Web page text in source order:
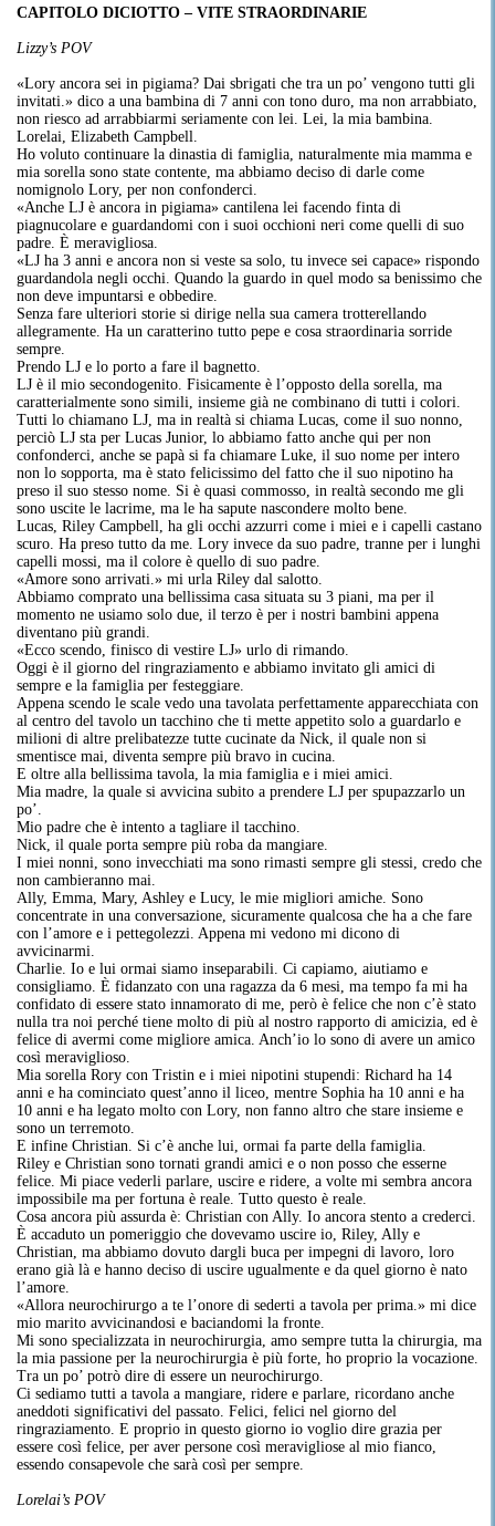
CAPITOLO DICIOTTO – VITE STRAORDINARIE
Lizzy’s POV
«Lory ancora sei in pigiama? Dai sbrigati che tra un po’ vengono tutti gli
invitati.» dico a una bambina di 7 anni con tono duro, ma non arrabbiato,
non riesco ad arrabbiarmi seriamente con lei. Lei, la mia bambina.
Lorelai, Elizabeth Campbell.
Ho voluto continuare la dinastia di famiglia, naturalmente mia mamma e
mia sorella sono state contente, ma abbiamo deciso di darle come
nomignolo Lory, per non confonderci.
«Anche LJ è ancora in pigiama» cantilena lei facendo finta di
piagnucolare e guardandomi con i suoi occhioni neri come quelli di suo
padre. È meravigliosa.
«LJ ha 3 anni e ancora non si veste sa solo, tu invece sei capace» rispondo
guardandola negli occhi. Quando la guardo in quel modo sa benissimo che
non deve impuntarsi e obbedire.
Senza fare ulteriori storie si dirige nella sua camera trotterellando
allegramente. Ha un caratterino tutto pepe e cosa straordinaria sorride
sempre.
Prendo LJ e lo porto a fare il bagnetto.
LJ è il mio secondogenito. Fisicamente è l’opposto della sorella, ma
caratterialmente sono simili, insieme già ne combinano di tutti i colori.
Tutti lo chiamano LJ, ma in realtà si chiama Lucas, come il suo nonno,
perciò LJ sta per Lucas Junior, lo abbiamo fatto anche qui per non
confonderci, anche se papà si fa chiamare Luke, il suo nome per intero
non lo sopporta, ma è stato felicissimo del fatto che il suo nipotino ha
preso il suo stesso nome. Si è quasi commosso, in realtà secondo me gli
sono uscite le lacrime, ma le ha sapute nascondere molto bene.
Lucas, Riley Campbell, ha gli occhi azzurri come i miei e i capelli castano
scuro. Ha preso tutto da me. Lory invece da suo padre, tranne per i lunghi
capelli mossi, ma il colore è quello di suo padre.
«Amore sono arrivati.» mi urla Riley dal salotto.
Abbiamo comprato una bellissima casa situata su 3 piani, ma per il
momento ne usiamo solo due, il terzo è per i nostri bambini appena
diventano più grandi.
«Ecco scendo, finisco di vestire LJ» urlo di rimando.
Oggi è il giorno del ringraziamento e abbiamo invitato gli amici di
sempre e la famiglia per festeggiare.
Appena scendo le scale vedo una tavolata perfettamente apparecchiata con
al centro del tavolo un tacchino che ti mette appetito solo a guardarlo e
milioni di altre prelibatezze tutte cucinate da Nick, il quale non si
smentisce mai, diventa sempre più bravo in cucina.
E oltre alla bellissima tavola, la mia famiglia e i miei amici.
Mia madre, la quale si avvicina subito a prendere LJ per spupazzarlo un
po’.
Mio padre che è intento a tagliare il tacchino.
Nick, il quale porta sempre più roba da mangiare.
I miei nonni, sono invecchiati ma sono rimasti sempre gli stessi, credo che
non cambieranno mai.
Ally, Emma, Mary, Ashley e Lucy, le mie migliori amiche. Sono
concentrate in una conversazione, sicuramente qualcosa che ha a che fare
con l’amore e i pettegolezzi. Appena mi vedono mi dicono di
avvicinarmi.
Charlie. Io e lui ormai siamo inseparabili. Ci capiamo, aiutiamo e
consigliamo. È fidanzato con una ragazza da 6 mesi, ma tempo fa mi ha
confidato di essere stato innamorato di me, però è felice che non c’è stato
nulla tra noi perché tiene molto di più al nostro rapporto di amicizia, ed è
felice di avermi come migliore amica. Anch’io lo sono di avere un amico
così meraviglioso.
Mia sorella Rory con Tristin e i miei nipotini stupendi: Richard ha 14
anni e ha cominciato quest’anno il liceo, mentre Sophia ha 10 anni e ha
10 anni e ha legato molto con Lory, non fanno altro che stare insieme e
sono un terremoto.
E infine Christian. Si c’è anche lui, ormai fa parte della famiglia.
Riley e Christian sono tornati grandi amici e o non posso che esserne
felice. Mi piace vederli parlare, uscire e ridere, a volte mi sembra ancora
impossibile ma per fortuna è reale. Tutto questo è reale.
Cosa ancora più assurda è: Christian con Ally. Io ancora stento a crederci.
È accaduto un pomeriggio che dovevamo uscire io, Riley, Ally e
Christian, ma abbiamo dovuto dargli buca per impegni di lavoro, loro
erano già là e hanno deciso di uscire ugualmente e da quel giorno è nato
l’amore.
«Allora neurochirurgo a te l’onore di sederti a tavola per prima.» mi dice
mio marito avvicinandosi e baciandomi la fronte.
Mi sono specializzata in neurochirurgia, amo sempre tutta la chirurgia, ma
la mia passione per la neurochirurgia è più forte, ho proprio la vocazione.
Tra un po’ potrò dire di essere un neurochirurgo.
Ci sediamo tutti a tavola a mangiare, ridere e parlare, ricordano anche
aneddoti significativi del passato. Felici, felici nel giorno del
ringraziamento. E proprio in questo giorno io voglio dire grazia per
essere così felice, per aver persone così meravigliose al mio fianco,
essendo consapevole che sarà così per sempre.
Lorelai’s POV